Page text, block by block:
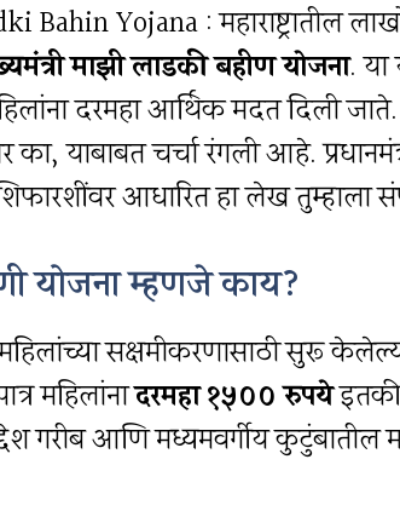
Bahin Yojana : महाराष्ट्रातील
माझी लाडकी बहीण योजना. या
दरमहा आर्थिक मदत दिली
का, याबाबत चर्चा रंगली आहे.
आधारित हा लेख तुम्हाला
योजना म्हणजे काय?
महिलांच्या सक्षमीकरणासाठी सुरू
महिलांनादरमहा १५०० रुपये
गरीब आणि मध्यमवर्गीय कुटुंबातील